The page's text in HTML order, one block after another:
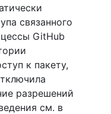
связанного
GitHub
к пакету,
разрешений
см. в